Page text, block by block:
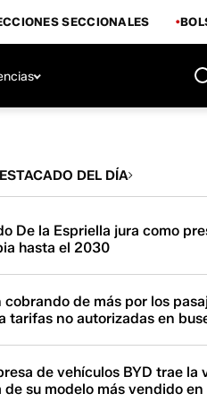
SECCIONALES
DEL DÍA
De la Espriella jura como
hasta el 2030
cobrando de más por los
tarifas no autorizadas en
de vehículos BYD trae la
de su modelo más vendido en